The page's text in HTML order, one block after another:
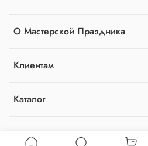
О Мастерской Праздника
Клиентам
Каталог